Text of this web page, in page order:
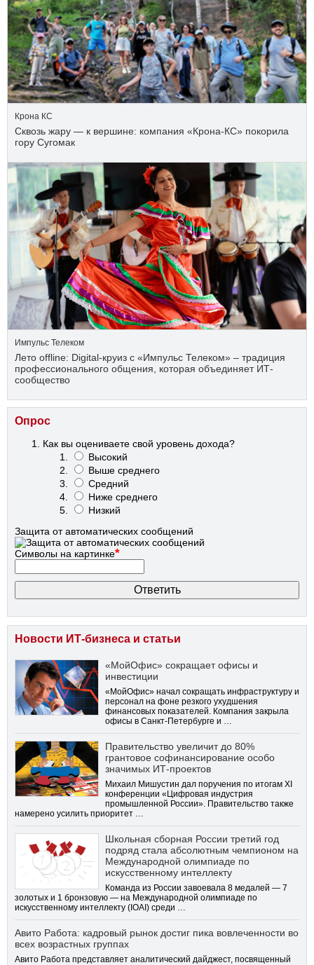
Крона КС
Сквозь жару — к вершине: компания «Крона‑КС» покорила
гору Сугомак
Импульс Телеком
Лето offline: Digital-круиз с «Импульс Телеком» – традиция
профессионального общения, которая объединяет ИТ-
сообщество
Опрос
Как вы оцениваете свой уровень дохода?
Высокий
Выше среднего
Средний
Ниже среднего
Низкий
Защита от автоматических сообщений
Символы на картинке*
Новости ИТ-бизнеса и статьи
«МойОфис» сокращает офисы и
инвестиции
«МойОфис» начал сокращать инфраструктуру и
персонал на фоне резкого ухудшения
финансовых показателей. Компания закрыла
офисы в Санкт-Петербурге и …
Правительство увеличит до 80%
грантовое софинансирование особо
значимых ИТ-проектов
Михаил Мишустин дал поручения по итогам XI
конференции «Цифровая индустрия
промышленной России». Правительство также
намерено усилить приоритет …
Школьная сборная России третий год
подряд стала абсолютным чемпионом на
Международной олимпиаде по
искусственному интеллекту
Команда из России завоевала 8 медалей — 7
золотых и 1 бронзовую — на Международной олимпиаде по
искусственному интеллекту (IOAI) среди …
Авито Работа: кадровый рынок достиг пика вовлеченности во
всех возрастных группах
Авито Работа представляет аналитический дайджест, посвященный